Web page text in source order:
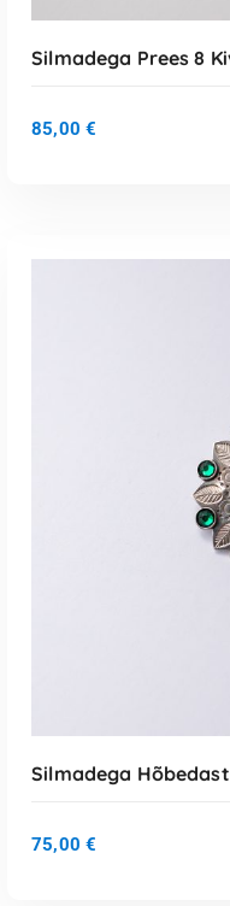
Silmadega Prees 8
85,00 €
Silmadega
75,00 €